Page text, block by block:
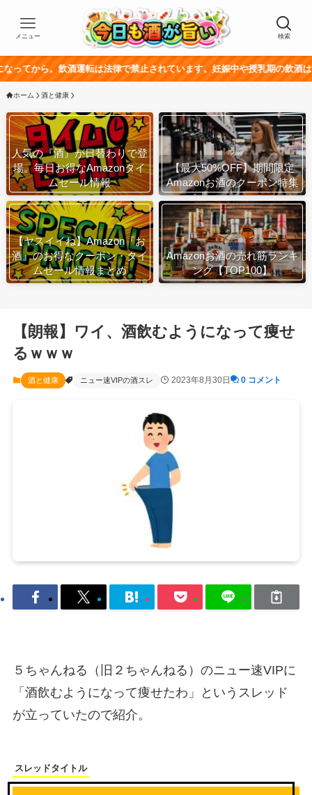
検索
メニュー
酒運転は法律で禁止されています。妊娠中や授乳期の飲酒は、胎児・乳
ホーム 酒と健康
人気の『酒』が日替わりで登
場。毎日お得なAmazonタイ
ムセール情報
【最大50%OFF】期間限定
Amazonお酒のクーポン特集
【ヤスイイね】Amazon『お
酒』のお得なクーポン・タイ
ムセール情報まとめ
Amazonお酒の売れ筋ランキ
ング【TOP100】
【朗報】ワイ、酒飲むようになって痩せ
るｗｗｗ
酒と健康 ニュー速VIPの酒スレ 2023年8月30日 0 コメント
５ちゃんねる（旧２ちゃんねる）のニュー速VIPに
「酒飲むようになって痩せたわ」というスレッド
が立っていたので紹介。
スレッドタイトル